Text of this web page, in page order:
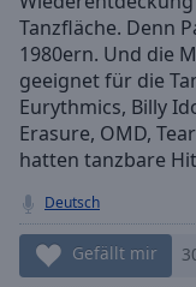
1x
Playback
Rate
Chapters
Chapters
Descriptions
descriptions
off,
Tanzfläche. Denn
1980ern. Und die
geeignet für die
Eurythmics, Billy
Erasure, OMD,
hatten tanzbare
Deutsch
Gefällt mir